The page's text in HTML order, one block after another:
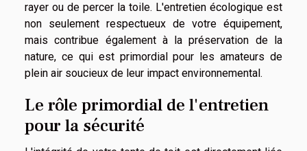
rayer ou de percer la toile. L'entretien écologique est
non seulement respectueux de votre équipement,
mais contribue également à la préservation de la
nature, ce qui est primordial pour les amateurs de
plein air soucieux de leur impact environnemental.
Le rôle primordial de l'entretien
pour la sécurité